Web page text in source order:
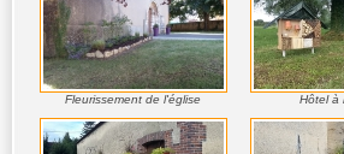
Fleurissement de l'église Hôtel à